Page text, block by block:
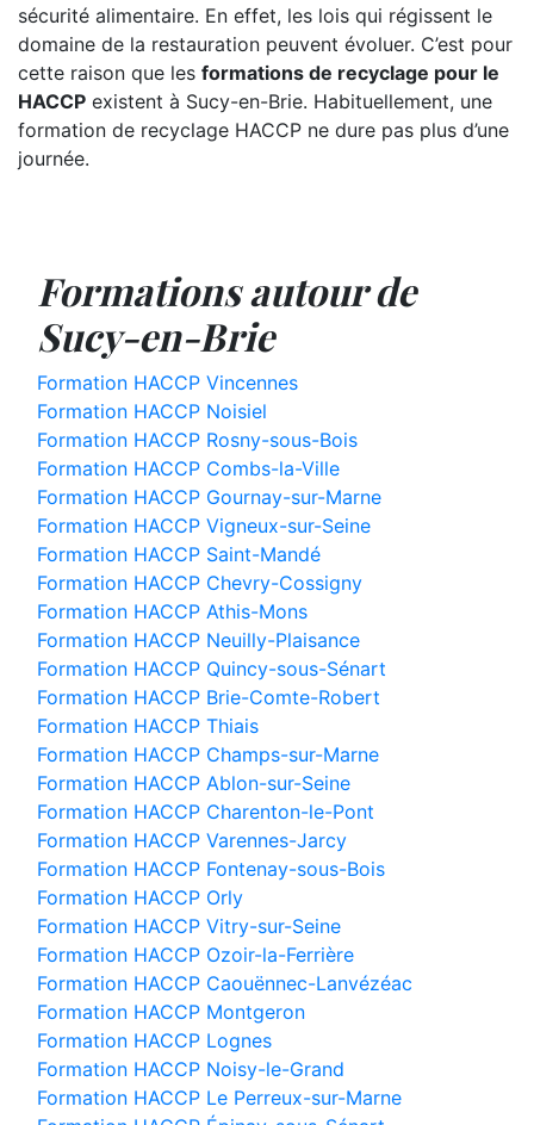
sécurité alimentaire. En effet, les lois qui régissent le
domaine de la restauration peuvent évoluer. C’est pour
cette raison que les formations de recyclage pour le
HACCP existent à Sucy-en-Brie. Habituellement, une
formation de recyclage HACCP ne dure pas plus d’une
journée.
Formations autour de
Sucy-en-Brie
Formation HACCP Vincennes
Formation HACCP Noisiel
Formation HACCP Rosny-sous-Bois
Formation HACCP Combs-la-Ville
Formation HACCP Gournay-sur-Marne
Formation HACCP Vigneux-sur-Seine
Formation HACCP Saint-Mandé
Formation HACCP Chevry-Cossigny
Formation HACCP Athis-Mons
Formation HACCP Neuilly-Plaisance
Formation HACCP Quincy-sous-Sénart
Formation HACCP Brie-Comte-Robert
Formation HACCP Thiais
Formation HACCP Champs-sur-Marne
Formation HACCP Ablon-sur-Seine
Formation HACCP Charenton-le-Pont
Formation HACCP Varennes-Jarcy
Formation HACCP Fontenay-sous-Bois
Formation HACCP Orly
Formation HACCP Vitry-sur-Seine
Formation HACCP Ozoir-la-Ferrière
Formation HACCP Caouënnec-Lanvézéac
Formation HACCP Montgeron
Formation HACCP Lognes
Formation HACCP Noisy-le-Grand
Formation HACCP Le Perreux-sur-Marne